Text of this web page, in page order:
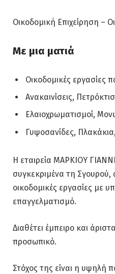
Οικοδομική Επιχείρηση –
Με μια ματιά
Οικοδομικές εργασίες
Ανακαινίσεις,
Ελαιοχρωματισμοί,
Γυψοσανίδες,
Η εταιρεία ΜΑΡΚΙΟΥ
συγκεκριμένα τη Σγουρού,
οικοδομικές εργασίες με
επαγγελματισμό.
Διαθέτει έμπειρο και
προσωπικό.
Στόχος της είναι η υψηλή